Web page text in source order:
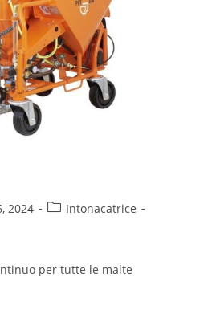
2024
Intonacatrice
per tutte le malte